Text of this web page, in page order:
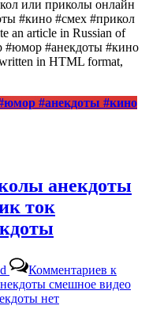
или приколы онлайн
#кино #смех #прикол
an article in Russian of
#юмор #анекдоты #кино
in HTML format,
#анекдоты #кино
анекдоты
ток
Комментариев к
смешное видео
нет